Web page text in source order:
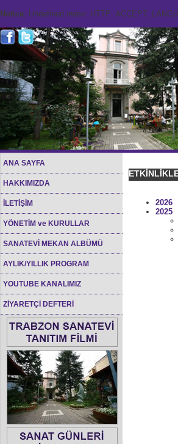
Notice: Undefined index:
ANA SAYFA
HAKKIMIZDA
İLETİŞİM
YÖNETİM ve KURULLAR
SANATEVİ MEKAN ALBÜMÜ
AYLIK/YILLIK PROGRAM
YOUTUBE KANALIMIZ
ZİYARETÇİ DEFTERİ
2026
2025